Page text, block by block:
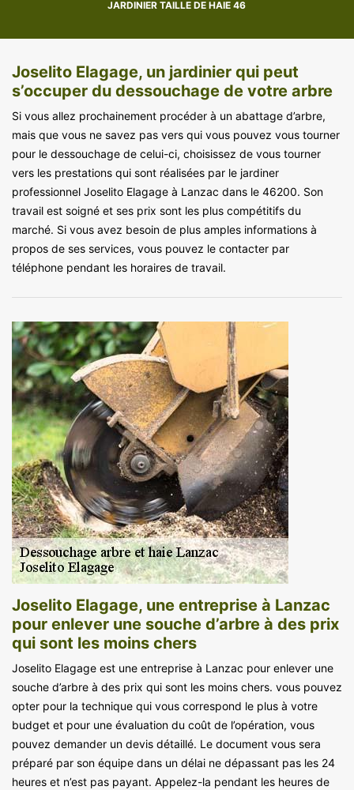
JARDINIER TAILLE DE HAIE 46
Joselito Elagage, un jardinier qui peut
s’occuper du dessouchage de votre arbre
Si vous allez prochainement procéder à un abattage d’arbre,
mais que vous ne savez pas vers qui vous pouvez vous tourner
pour le dessouchage de celui-ci, choisissez de vous tourner
vers les prestations qui sont réalisées par le jardiner
professionnel Joselito Elagage à Lanzac dans le 46200. Son
travail est soigné et ses prix sont les plus compétitifs du
marché. Si vous avez besoin de plus amples informations à
propos de ses services, vous pouvez le contacter par
téléphone pendant les horaires de travail.
Joselito Elagage, une entreprise à Lanzac
pour enlever une souche d’arbre à des prix
qui sont les moins chers
Joselito Elagage est une entreprise à Lanzac pour enlever une
souche d’arbre à des prix qui sont les moins chers. vous pouvez
opter pour la technique qui vous correspond le plus à votre
budget et pour une évaluation du coût de l’opération, vous
pouvez demander un devis détaillé. Le document vous sera
préparé par son équipe dans un délai ne dépassant pas les 24
heures et n’est pas payant. Appelez-la pendant les heures de